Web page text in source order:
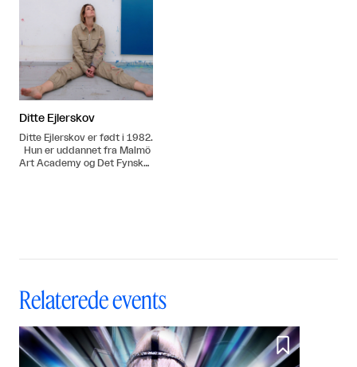
Ditte Ejlerskov
Ditte Ejlerskov er født i 1982.
Hun er uddannet fra Malmö
Art Academy og Det Fynske
Relaterede events
